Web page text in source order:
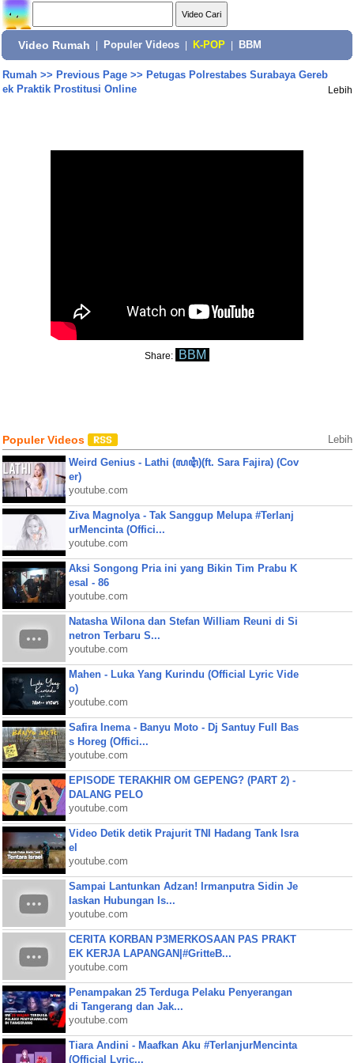
Video Rumah Populer Videos K-POP BBM
Rumah>> Previous Page>> Petugas Polrestabes Surabaya Gereb
ek Praktik Prostitusi Online
Lebih
Share: BBM
Populer Videos Lebih
Weird Genius - Lathi (ꦭꦛꦶ)(ft. Sara Fajira) (Cov
er)
youtube.com
Ziva Magnolya - Tak Sanggup Melupa #Terlanj
urMencinta (Offici...
youtube.com
Aksi Songong Pria ini yang Bikin Tim Prabu K
esal - 86
youtube.com
Natasha Wilona dan Stefan William Reuni di Si
netron Terbaru S...
youtube.com
Mahen - Luka Yang Kurindu (Official Lyric Vide
o)
youtube.com
Safira Inema - Banyu Moto - Dj Santuy Full Bas
s Horeg (Offici...
youtube.com
EPISODE TERAKHIR OM GEPENG? (PART 2) -
DALANG PELO
youtube.com
Video Detik detik Prajurit TNI Hadang Tank Isra
el
youtube.com
Sampai Lantunkan Adzan! Irmanputra Sidin Je
laskan Hubungan Is...
youtube.com
CERITA KORBAN P3MERKOSAAN PAS PRAKT
EK KERJA LAPANGAN|#GritteB...
youtube.com
Penampakan 25 Terduga Pelaku Penyerangan
di Tangerang dan Jak...
youtube.com
Tiara Andini - Maafkan Aku #TerlanjurMencinta
(Official Lyric...